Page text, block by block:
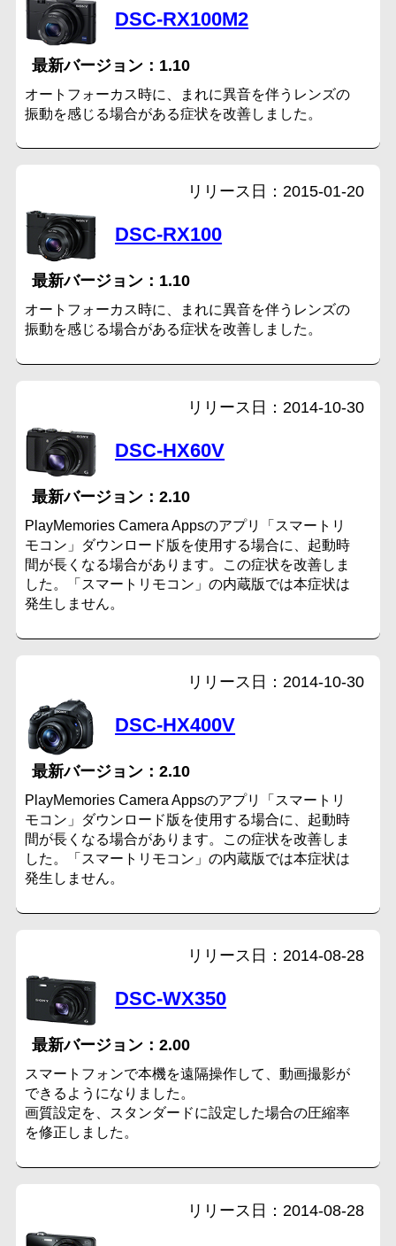
DSC-RX100M2
1.10
オートフォーカス時に、まれに異音を伴うレンズの
振動を感じる場合がある症状を改善しました。
DSC-RX100
1.10
2015-01-20
オートフォーカス時に、まれに異音を伴うレンズの
振動を感じる場合がある症状を改善しました。
DSC-HX60V
2.10
2014-10-30
PlayMemories Camera Appsのアプリ「スマートリ
モコン」ダウンロード版を使用する場合に、起動時
間が長くなる場合があります。この症状を改善しま
した。「スマートリモコン」の内蔵版では本症状は
発生しません。
DSC-HX400V
2.10
2014-10-30
PlayMemories Camera Appsのアプリ「スマートリ
モコン」ダウンロード版を使用する場合に、起動時
間が長くなる場合があります。この症状を改善しま
した。「スマートリモコン」の内蔵版では本症状は
発生しません。
DSC-WX350
2.00
2014-08-28
スマートフォンで本機を遠隔操作して、動画撮影が
できるようになりました。
画質設定を、スタンダードに設定した場合の圧縮率
を修正しました。
2014-08-28